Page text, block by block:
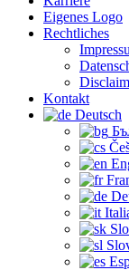
Eigenes Logo
Rechtliches
Kontakt
Deutsch